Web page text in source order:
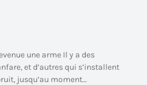
une arme Il y a des
et d’autres qui s’installent
jusqu’au moment…